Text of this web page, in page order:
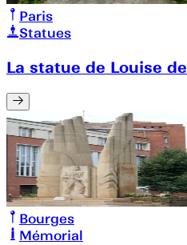
Paris
Statues
La statue de Louise
Bourges
Mémorial